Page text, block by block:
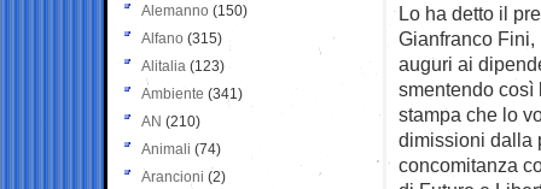
Lo ha detto il
Gianfranco
auguri ai
smentendo
stampa che lo
dimissioni dalla
concomitanza
Alemanno (150)
Alfano (315)
Alitalia (123)
Ambiente (341)
AN (210)
Animali (74)
Arancioni (2)